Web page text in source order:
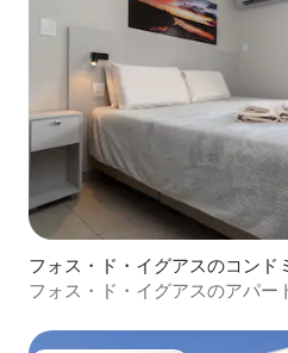
フォス・ド・イグアスのコンド
フォス・ド・イグアスのアパー